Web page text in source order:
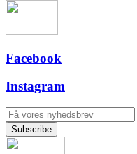
Facebook
Instagram